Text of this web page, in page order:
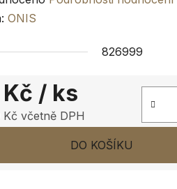
ONIS
826999
/ ks
včetně DPH
DO KOŠÍKU